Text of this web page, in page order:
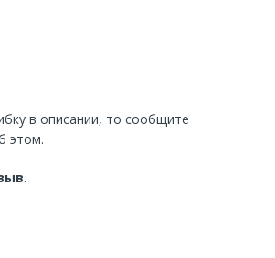
в описании, то сообщите
этом.
.